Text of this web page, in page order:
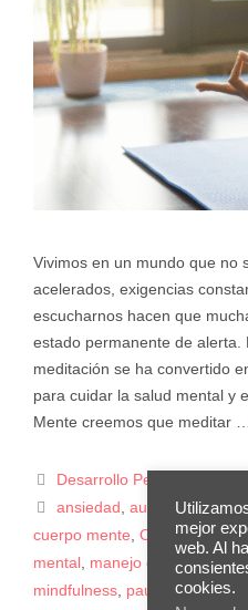
Vivimos en un mundo que no
acelerados, exigencias
escucharnos hacen que
estado permanente de alerta.
meditación se ha convertido
para cuidar la salud mental y
Mente creemos que meditar …
Desarrollo Personal
ansiedad ,autocuidado,
cuerpo mente Cuida Tu
mental manejo del estrés,
mindfulness pausas
mejor
web. Al
cookies.